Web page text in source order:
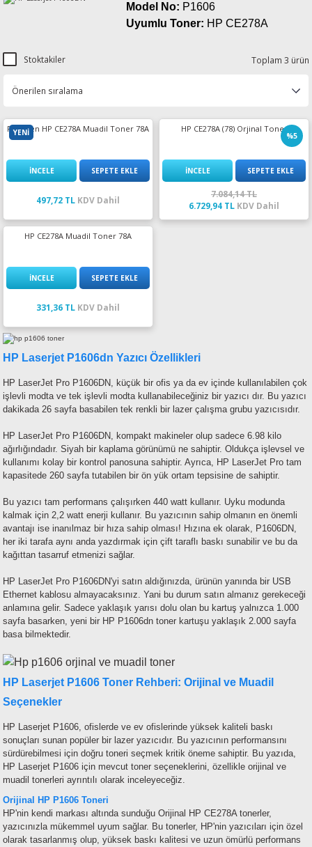
Pro
Model No: P1606
Uyumlu Toner: HP CE278A
Stoktakiler Toplam 3 ürün
YENİ
PrintPen HP CE278A Muadil Toner 78A
İNCELE SEPETE EKLE
497,72 TL KDV Dahil
%5
HP CE278A (78) Orjinal Toner
İNCELE SEPETE EKLE
7.084,14 TL
6.729,94 TL KDV Dahil
HP CE278A Muadil Toner 78A
İNCELE SEPETE EKLE
331,36 TL KDV Dahil
HP Laserjet P1606dn Yazıcı Özellikleri
HP LaserJet Pro P1606DN, küçük bir ofis ya da ev içinde kullanılabilen çok
işlevli modta ve tek işlevli modta kullanabileceğiniz bir yazıcı dır. Bu yazıcı
dakikada 26 sayfa basabilen tek renkli bir lazer çalışma grubu yazıcısıdır.
HP LaserJet Pro P1606DN, kompakt makineler olup sadece 6.98 kilo
ağırlığındadır. Siyah bir kaplama görünümü ne sahiptir. Oldukça işlevsel ve
kullanımı kolay bir kontrol panosuna sahiptir. Ayrıca, HP LaserJet Pro tam
kapasitede 260 sayfa tutabilen bir ön yük ortam tepsisine de sahiptir.
Bu yazıcı tam performans çalışırken 440 watt kullanır. Uyku modunda
kalmak için 2,2 watt enerji kullanır. Bu yazıcının sahip olmanın en önemli
avantajı ise inanılmaz bir hıza sahip olması! Hızına ek olarak, P1606DN,
her iki tarafa aynı anda yazdırmak için çift taraflı baskı sunabilir ve bu da
kağıttan tasarruf etmenizi sağlar.
HP LaserJet Pro P1606DN'yi satın aldığınızda, ürünün yanında bir USB
Ethernet kablosu almayacaksınız. Yani bu durum satın almanız gerekeceği
anlamına gelir. Sadece yaklaşık yarısı dolu olan bu kartuş yalnızca 1.000
sayfa basarken, yeni bir HP P1606dn toner kartuşu yaklaşık 2.000 sayfa
basa bilmektedir.
HP Laserjet P1606 Toner Rehberi: Orijinal ve Muadil
Seçenekler
HP Laserjet P1606, ofislerde ve ev ofislerinde yüksek kaliteli baskı
sonuçları sunan popüler bir lazer yazıcıdır. Bu yazıcının performansını
sürdürebilmesi için doğru toneri seçmek kritik öneme sahiptir. Bu yazıda,
HP Laserjet P1606 için mevcut toner seçeneklerini, özellikle orijinal ve
muadil tonerleri ayrıntılı olarak inceleyeceğiz.
Orijinal HP P1606 Toneri
HP'nin kendi markası altında sunduğu Orijinal HP CE278A tonerler,
yazıcınızla mükemmel uyum sağlar. Bu tonerler, HP'nin yazıcıları için özel
olarak tasarlanmış olup, yüksek baskı kalitesi ve uzun ömürlü performans